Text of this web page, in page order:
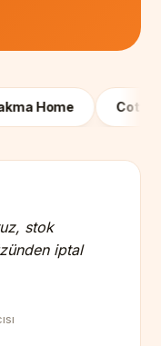
Home Cottonhill
stok
iptal